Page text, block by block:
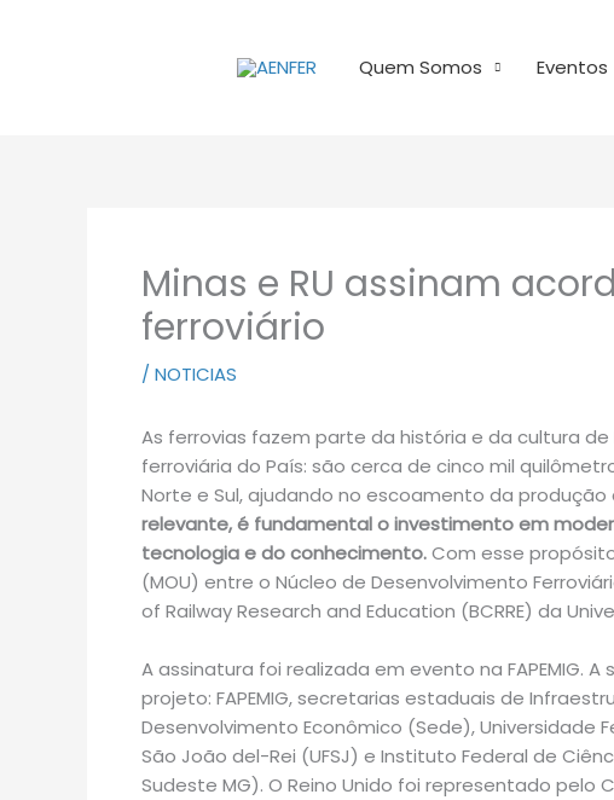
Quem Somos Eventos
Minas e RU assinam
ferroviário
/ NOTICIAS
As ferrovias fazem parte da história e da cultura de
ferroviária do País: são cerca de cinco mil
Norte e Sul, ajudando no escoamento da produção
relevante, é fundamental o investimento em
tecnologia e do conhecimento.Com esse
(MOU) entre o Núcleo de Desenvolvimento
of Railway Research and Education (BCRRE) da
A assinatura foi realizada em evento na FAPEMIG.
projeto: FAPEMIG, secretarias estaduais de
Desenvolvimento Econômico (Sede), Universidade
São João del-Rei (UFSJ) e Instituto Federal de
Sudeste MG). O Reino Unido foi representado pelo